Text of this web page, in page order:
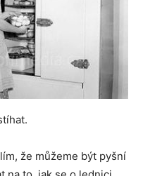
že můžeme být pyšní